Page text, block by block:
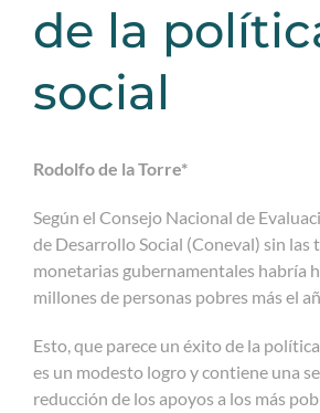
de la
social
Rodolfo de la Torre*
Según el Consejo Nacional de
de Desarrollo Social (Coneval) sin las
monetarias gubernamentales habría
millones de personas pobres más el
Esto, que parece un éxito de la
es un modesto logro y contiene una
reducción de los apoyos a los más